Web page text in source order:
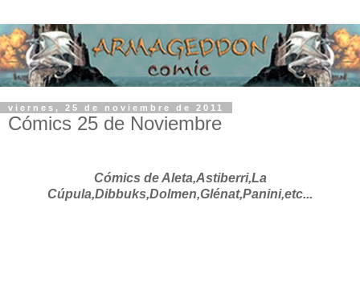
viernes, 25 de noviembre de 2011
Cómics 25 de Noviembre
Cómics de Aleta,Astiberri,La
Cúpula,Dibbuks,Dolmen,Glénat,Panini,etc...